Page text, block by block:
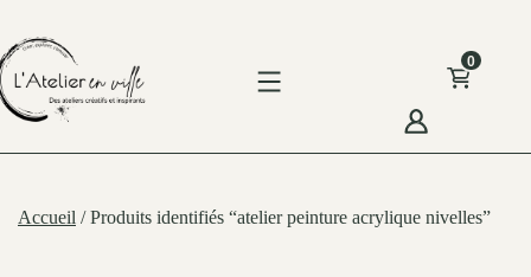
to
content
0
Accueil / Produits identifiés “atelier peinture acrylique nivelles”